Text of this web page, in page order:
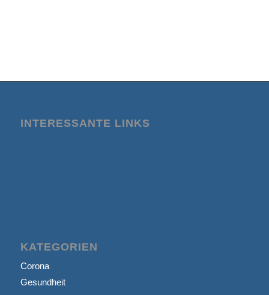
INTERESSANTE LINKS
KATEGORIEN
Corona
Gesundheit